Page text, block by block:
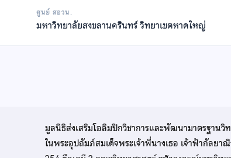
ศูนย์ สอวน.
มหาวิทยาลัยสงขลานครินทร์ วิทยาเขตหาดใหญ่
มูลนิธิส่งเสริมโอลิมปิกวิชาการและพัฒนามาตรฐานวิ
ในพระอุปถัมภ์สมเด็จพระเจ้าพี่นางเธอ เจ้าฟ้ากัลย